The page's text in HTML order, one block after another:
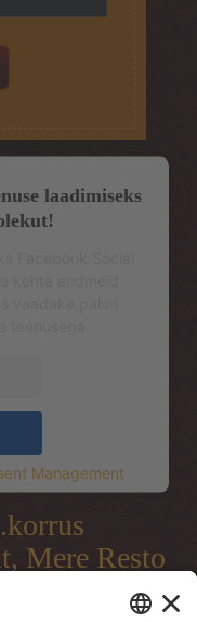
laadimiseks
Management
Mere Resto